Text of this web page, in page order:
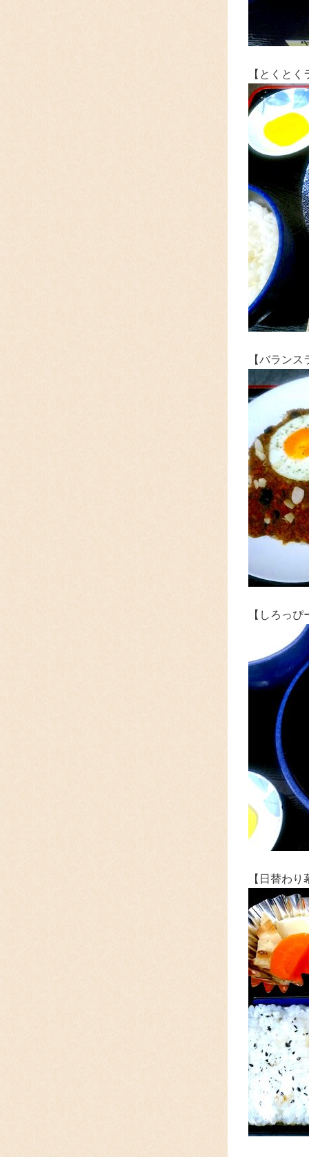
【とくと
【バラン
【しろっ
【日替わ